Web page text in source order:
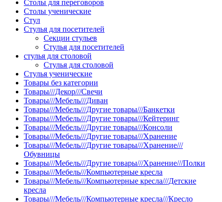
Столы для переговоров
Столы ученические
Стул
Стулья для посетителей
Секции стульев
Стулья для посетителей
стулья для столовой
Стулья для столовой
Стулья ученические
Товары без категории
Товары///Декор///Свечи
Товары///Мебель///Диван
Товары///Мебель///Другие товары///Банкетки
Товары///Мебель///Другие товары///Кейтеринг
Товары///Мебель///Другие товары///Консоли
Товары///Мебель///Другие товары///Хранение
Товары///Мебель///Другие товары///Хранение///
Обувницы
Товары///Мебель///Другие товары///Хранение///Полки
Товары///Мебель///Компьютерные кресла
Товары///Мебель///Компьютерные кресла///Детские
кресла
Товары///Мебель///Компьютерные кресла///Кресло